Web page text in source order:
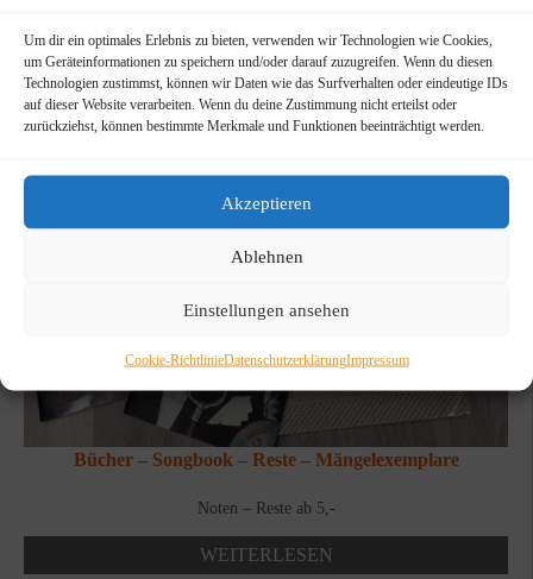
Um dir ein optimales Erlebnis zu bieten, verwenden wir Technologien wie Cookies,
um Geräteinformationen zu speichern und/oder darauf zuzugreifen. Wenn du diesen
Technologien zustimmst, können wir Daten wie das Surfverhalten oder eindeutige IDs
auf dieser Website verarbeiten. Wenn du deine Zustimmung nicht erteilst oder
zurückziehst, können bestimmte Merkmale und Funktionen beeinträchtigt werden.
Akzeptieren
Ablehnen
Einstellungen ansehen
Cookie-RichtlinieDatenschutzerklärungImpressum
Bücher – Songbook – Reste – Mängelexemplare
Noten – Reste ab 5,-
WEITERLESEN